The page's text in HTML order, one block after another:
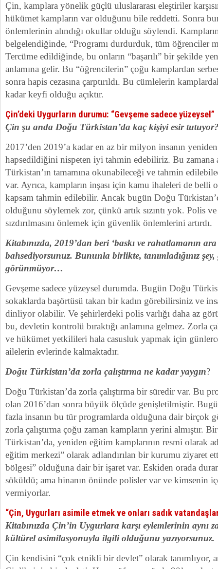
Çin, kamplara yönelik güçlü uluslararası eleştiriler
hükümet kampların var olduğunu bile reddetti. Sonra
önlemlerinin alındığı okullar olduğu söylendi.
belgelendiğinde, “Programı durdurduk, tüm öğrenciler
Tercüme edildiğinde, bu onların “başarılı” bir şekilde
anlamına gelir. Bu “öğrencilerin” çoğu kamplardan
sonra hapis cezasına çarptırıldı. Bu cümlelerin
kadar keyfi olduğu açıktır.
Çin’deki Uygurların durumu: “Gevşeme sadece yüzeysel”
Çin şu anda Doğu Türkistan’da kaç kişiyi esir
2017’den 2019’a kadar en az bir milyon insanın
hapsedildiğini nispeten iyi tahmin edebiliriz. Bu
Türkistan’ın tamamına okunabileceği ve tahmin
var. Ayrıca, kampların inşası için kamu ihaleleri de belli
kapsam tahmin edilebilir. Ancak bugün Doğu
olduğunu söylemek zor, çünkü artık sızıntı yok. Polis
sızdırılmasını önlemek için güvenlik önlemlerini artırdı.
Kitabınızda, 2019’dan beri ‘baskı ve rahatlamanın
bahsediyorsunuz. Bununla birlikte, tanımladığınız şey,
görünmüyor…
Gevşeme sadece yüzeysel durumda. Bugün Doğu
sokaklarda başörtüsü takan bir kadın görebilirsiniz ve
dinliyor olabilir. Ve şehirlerdeki polis varlığı daha az
bu, devletin kontrolü bıraktığı anlamına gelmez. Zorla
ve hükümet yetkilileri hala casusluk yapmak için
ailelerin evlerinde kalmaktadır.
Doğu Türkistan’da zorla çalıştırma ne kadar yaygın?
Doğu Türkistan’da zorla çalıştırma bir süredir var. Bu
olan 2016’dan sonra büyük ölçüde genişletilmiştir.
fazla insanın bu tür programlarda olduğuna dair birçok
zorla çalıştırma çoğu zaman kampların yerini almıştır.
Türkistan’da, yeniden eğitim kamplarının resmi olarak
eğitim merkezi” olarak adlandırılan bir kurumu ziyaret
bölgesi” olduğuna dair bir işaret var. Eskiden orada
söküldü; ama binanın önünde polisler var ve kimsenin
vermiyorlar.
“Çin, Uygurları asimile etmek ve onları sadık
Kitabınızda Çin’in Uygurlara karşı eylemlerinin aynı
kültürel asimilasyonuyla ilgili olduğunu yazıyorsunuz.
Çin kendisini “çok etnikli bir devlet” olarak tanımlıyor,